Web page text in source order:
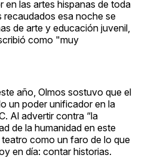
en las artes hispanas de toda
esa noche se
de arte y educación juvenil,
como "muy
año, Olmos sostuvo que el
un poder unificador en la
Al advertir contra “la
de la humanidad en este
teatro como un faro de lo que
en día: contar historias.